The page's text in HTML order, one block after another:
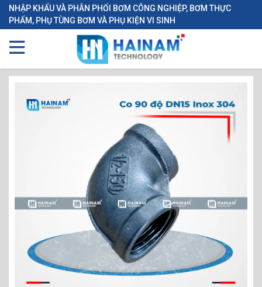
NHẬP KHẨU VÀ PHÂN PHỐI BƠM CÔNG NGHIỆP, BƠM THỰC
PHẨM, PHỤ TÙNG BƠM VÀ PHỤ KIỆN VI SINH